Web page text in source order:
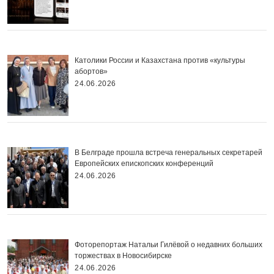
Католики России и Казахстана против «культуры
абортов»
24.06.2026
В Белграде прошла встреча генеральных секретарей
Европейских епископских конференций
24.06.2026
Фоторепортаж Натальи Гилёвой о недавних больших
торжествах в Новосибирске
24.06.2026